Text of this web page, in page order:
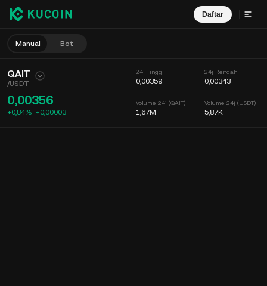
Daftar
Manual Bot
QAIT
/USDT
0,00356
+0,84% +0,00003
24j Tinggi
0,00359
Volume 24j (QAIT)
1,67M
24j Rendah
0,00343
Volume 24j (USDT)
5,87K